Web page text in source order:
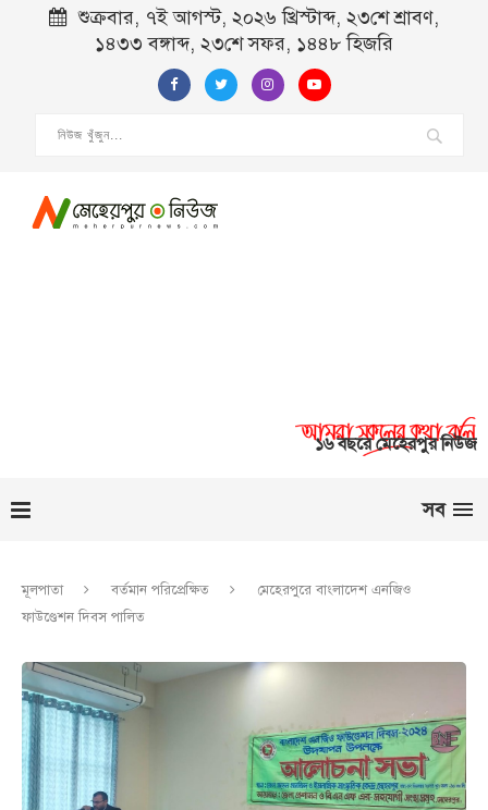
শুক্রবার, ৭ই আগস্ট, ২০২৬ খ্রিস্টাব্দ, ২৩শে শ্রাবণ,
১৪৩৩ বঙ্গাব্দ, ২৩শে সফর, ১৪৪৮ হিজরি
১৬ বছরে মেহেরপুর নিউজ
সব
মূলপাতা বর্তমান পরিপ্রেক্ষিত
মেহেরপুরে বাংলাদেশ এনজিও
ফাউণ্ডেশন দিবস পালিত